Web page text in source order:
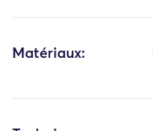
Matériaux: